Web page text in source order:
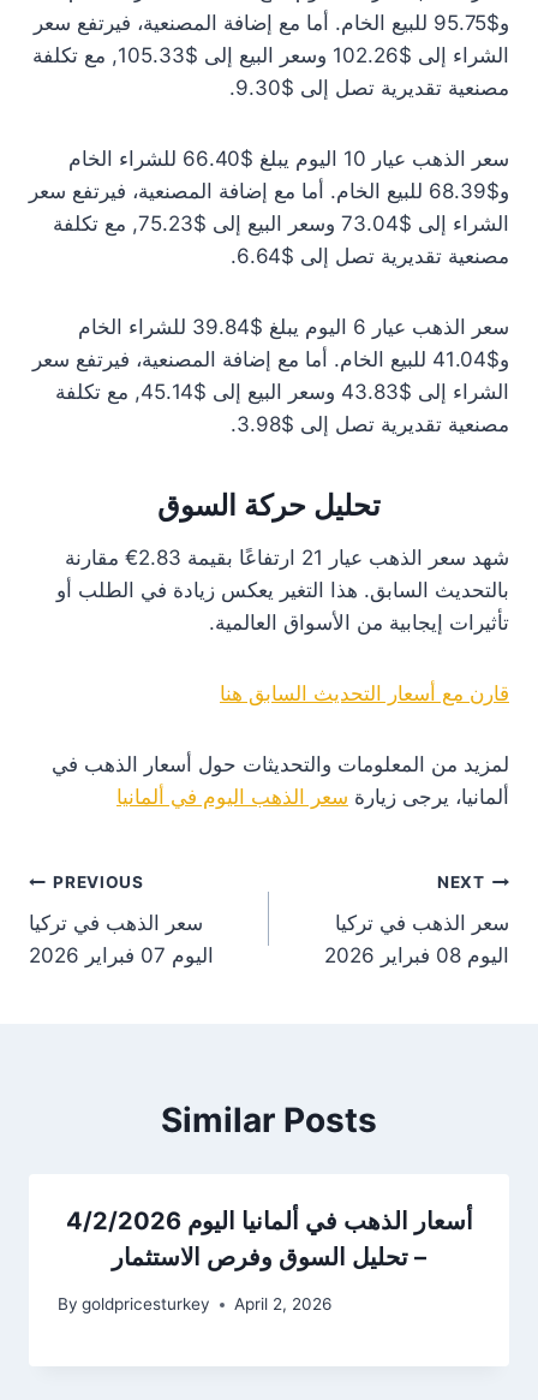
و$95.75 للبيع الخام. أما مع إضافة المصنعية، فيرتفع سعر
الشراء إلى $102.26 وسعر البيع إلى $105.33, مع تكلفة
مصنعية تقديرية تصل إلى $9.30.
سعر الذهب عيار 10 اليوم يبلغ $66.40 للشراء الخام
و$68.39 للبيع الخام. أما مع إضافة المصنعية، فيرتفع سعر
الشراء إلى $73.04 وسعر البيع إلى $75.23, مع تكلفة
مصنعية تقديرية تصل إلى $6.64.
سعر الذهب عيار 6 اليوم يبلغ $39.84 للشراء الخام
و$41.04 للبيع الخام. أما مع إضافة المصنعية، فيرتفع سعر
الشراء إلى $43.83 وسعر البيع إلى $45.14, مع تكلفة
مصنعية تقديرية تصل إلى $3.98.
تحليل حركة السوق
شهد سعر الذهب عيار 21 ارتفاعًا بقيمة 2.83€ مقارنة
بالتحديث السابق. هذا التغير يعكس زيادة في الطلب أو
تأثيرات إيجابية من الأسواق العالمية.
قارن مع أسعار التحديث السابق هنا
لمزيد من المعلومات والتحديثات حول أسعار الذهب في
ألمانيا، يرجى زيارة سعر الذهب اليوم في ألمانيا
PREVIOUS
سعر الذهب في تركيا
اليوم 07 فبراير 2026
NEXT
سعر الذهب في تركيا
اليوم 08 فبراير 2026
Similar Posts
أسعار الذهب في ألمانيا اليوم 4/2/2026
– تحليل السوق وفرص الاستثمار
By goldpricesturkey April 2, 2026